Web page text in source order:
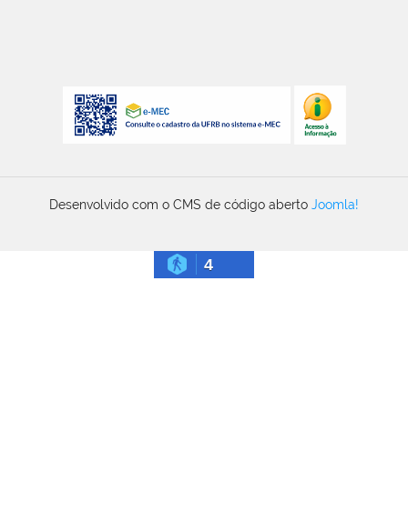
Desenvolvido com o CMS de código aberto Joomla!
4